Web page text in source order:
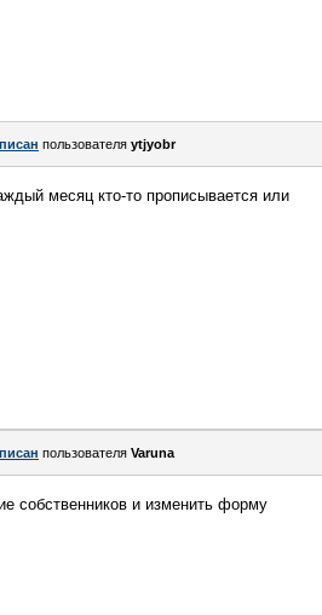
пользователя ytjyobr
месяц кто-то прописывается или
пользователя Varuna
собственников и изменить форму